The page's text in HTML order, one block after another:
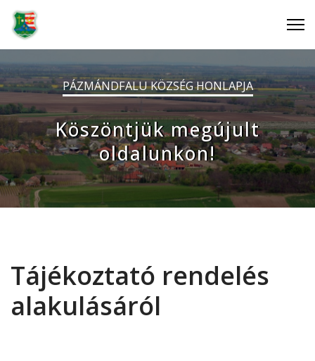
PÁZMÁNDFALU KÖZSÉG HONLAPJA
Köszöntjük megújult
oldalunkon!
Tájékoztató rendelés
alakulásáról